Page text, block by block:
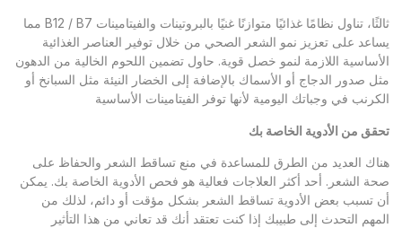
ثالثًا، تناول نظامًا غذائيًا متوازنًا غنيًا بالبروتينات والفيتامينات B12 / B7 مما
يساعد على تعزيز نمو الشعر الصحي من خلال توفير العناصر الغذائية
الأساسية اللازمة لنمو خصل قوية. حاول تضمين اللحوم الخالية من الدهون
مثل صدور الدجاج أو الأسماك بالإضافة إلى الخضار النيئة مثل السبانخ أو
الكرنب في وجباتك اليومية لأنها توفر الفيتامينات الأساسية
تحقق من الأدوية الخاصة بك
هناك العديد من الطرق للمساعدة في منع تساقط الشعر والحفاظ على
صحة الشعر. أحد أكثر العلاجات فعالية هو فحص الأدوية الخاصة بك. يمكن
أن تسبب بعض الأدوية تساقط الشعر بشكل مؤقت أو دائم، لذلك من
المهم التحدث إلى طبيبك إذا كنت تعتقد أنك قد تعاني من هذا التأثير